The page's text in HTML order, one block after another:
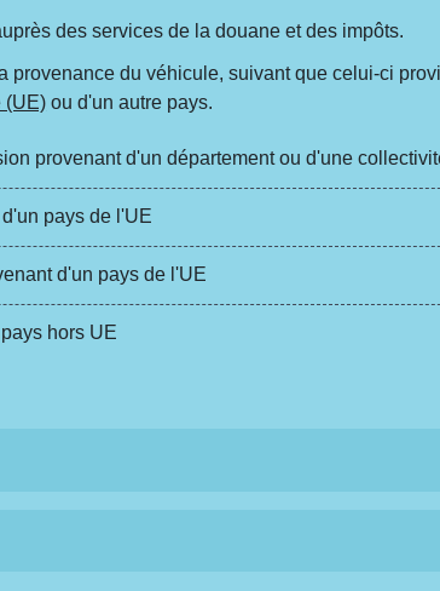
des services de la douane et des impôts.
provenance du véhicule, suivant que celui-ci
(UE) ou d'un autre pays.
provenant d'un département ou d'une
pays de l'UE
d'un pays de l'UE
hors UE